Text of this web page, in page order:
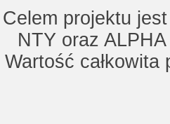
Celem projektu
NTY oraz
Wartość